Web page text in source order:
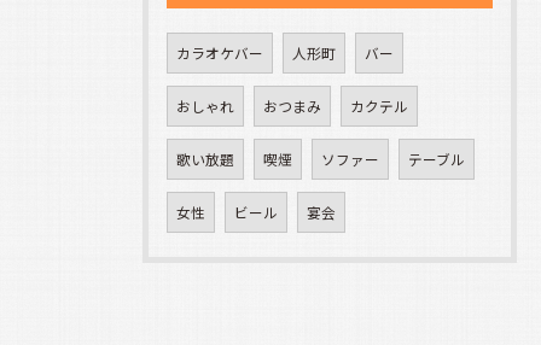
カラオケバー 人形町 バー
おしゃれ おつまみ カクテル
歌い放題 喫煙 ソファー テーブル
女性 ビール 宴会